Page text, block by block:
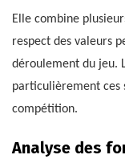
Elle combine
respect des valeurs
déroulement du jeu.
particulièrement ces
compétition.
Analyse des